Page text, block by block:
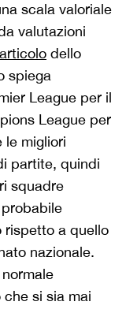
scala valoriale
valutazioni
dello
spiega
League per il
League per
le migliori
partite, quindi
squadre
rispetto a quello
nazionale.
si sia mai